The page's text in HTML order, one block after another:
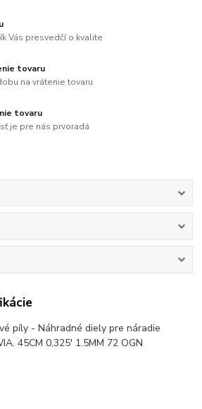
Vás presvedčí o kvalite
tovaru
na vrátenie tovaru
tovaru
je pre nás prvoradá
píly - Náhradné diely pre náradie
45CM 0,325' 1.5MM 72 OGN